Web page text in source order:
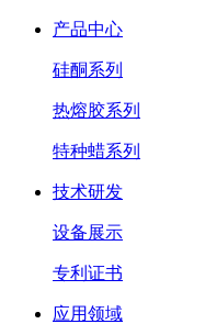
产品中心
硅酮系列
热熔胶系列
特种蜡系列
技术研发
设备展示
专利证书
应用领域